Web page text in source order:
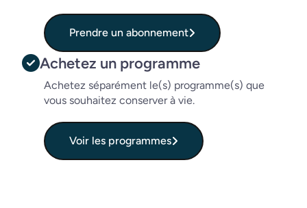
Prendre un abonnement
Achetez un programme
Achetez séparément le(s) programme(s) que
vous souhaitez conserver à vie.
Voir les programmes